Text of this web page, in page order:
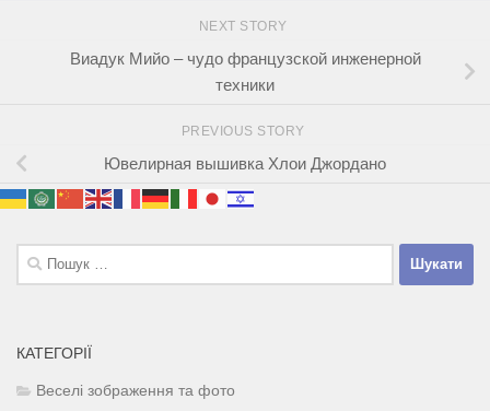
NEXT STORY
Виадук Мийо – чудо французской инженерной
техники
PREVIOUS STORY
Ювелирная вышивка Хлои Джордано
Пошук:
КАТЕГОРІЇ
Веселі зображення та фото